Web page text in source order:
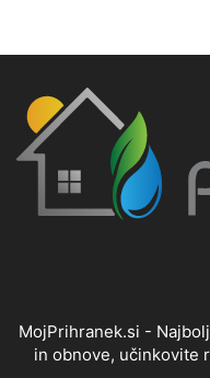
MojPrihranek.si -
in obnove, učinkovite